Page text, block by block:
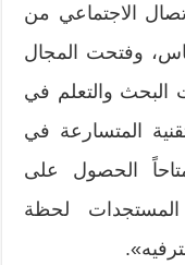
الاجتماعي من
وفتحت المجال
البحث والتعلم في
المتسارعة في
الحصول على
لحظة